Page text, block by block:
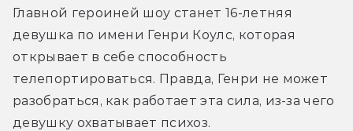
Главной героиней шоу станет 16-летняя
девушка по имени Генри Коулс, которая
открывает в себе способность
телепортироваться. Правда, Генри не может
разобраться, как работает эта сила, из-за чего
девушку охватывает психоз.